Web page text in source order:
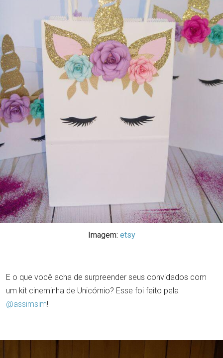
Imagem: etsy
E o que você acha de surpreender seus convidados com
um kit cineminha de Unicórnio? Esse foi feito pela
@assimsim!